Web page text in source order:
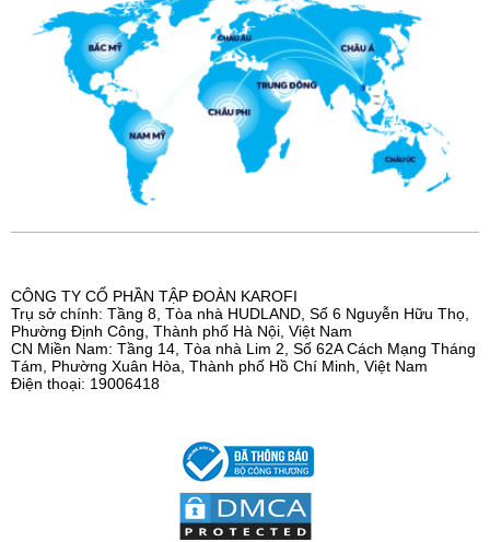
CÔNG TY CỔ PHẦN TẬP ĐOÀN KAROFI
Trụ sở chính: Tầng 8, Tòa nhà HUDLAND, Số 6 Nguyễn Hữu Thọ,
Phường Định Công, Thành phố Hà Nội, Việt Nam
CN Miền Nam: Tầng 14, Tòa nhà Lim 2, Số 62A Cách Mạng Tháng
Tám, Phường Xuân Hòa, Thành phố Hồ Chí Minh, Việt Nam
Điện thoại: 19006418